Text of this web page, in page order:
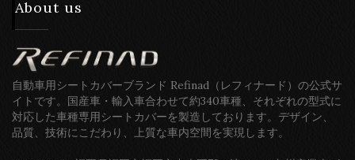
About us
自動車用シートカバーブランド Refinad（レフィナード）の公式サ
イトです。国産車・輸入車合わせて約340車種、それぞれの型式に
対応した車種専用シートカバーを製造しております。デザイン、
品質、技術にこだわり、上質な車内空間を実現します。